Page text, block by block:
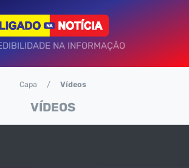
NA INFORMAÇÃO
VÍDEOS
Capa Vídeos